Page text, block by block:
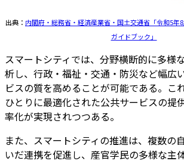
出典： 内閣府・総務省・経済産業省・国土交通省「令和5年
ガイドブック」
スマートシティでは、分野横断的に多様
析し、行政・福祉・交通・防災など幅広
ビスの質を高めることが可能である。こ
ひとりに最適化された公共サービスの提
率化が実現されつつある。
また、スマートシティの推進は、複数の
いだ連携を促進し、産官学民の多様な主